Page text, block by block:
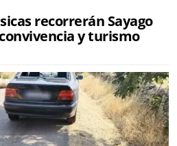
recorrerán Sayago
y turismo